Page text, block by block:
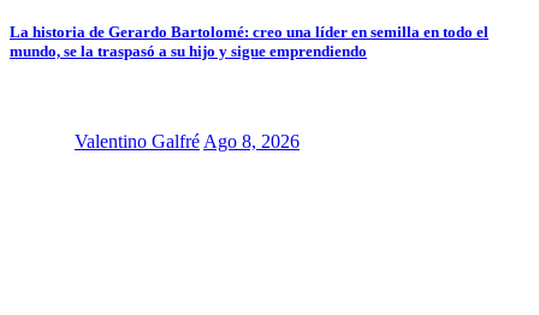
La historia de Gerardo Bartolomé: creo una líder en semilla en todo el
mundo, se la traspasó a su hijo y sigue emprendiendo
Valentino Galfré Ago 8, 2026